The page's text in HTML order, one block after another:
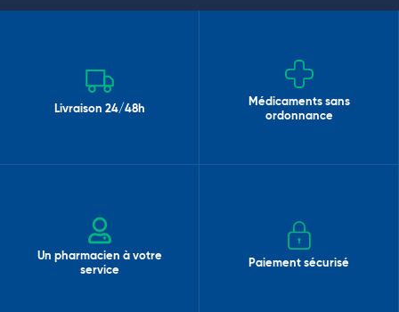
Livraison 24/48h
Médicaments sans
ordonnance
Un pharmacien à votre
service
Paiement sécurisé